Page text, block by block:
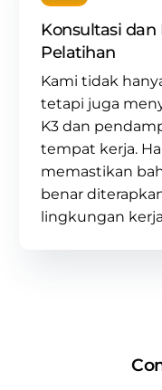
Konsultasi
Pelatihan
Kami tidak
tetapi juga
K3 dan
tempat kerja.
memastikan
benar
lingkungan